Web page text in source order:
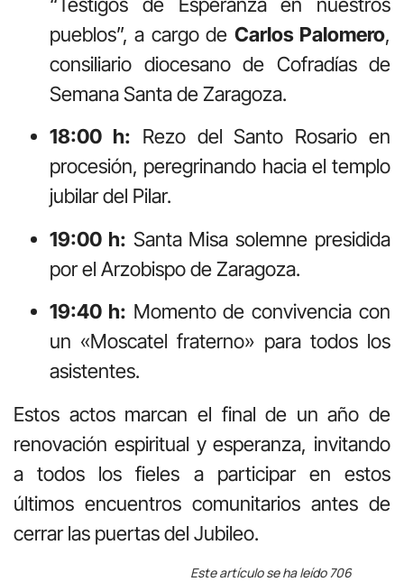
pueblos”, a cargo de Carlos Palomero,
consiliario diocesano de Cofradías de
Semana Santa de Zaragoza.
18:00 h: Rezo del Santo Rosario en
procesión, peregrinando hacia el templo
jubilar del Pilar.
19:00 h: Santa Misa solemne presidida
por el Arzobispo de Zaragoza.
19:40 h: Momento de convivencia con
un «Moscatel fraterno» para todos los
asistentes.
Estos actos marcan el final de un año de
renovación espiritual y esperanza, invitando
a todos los fieles a participar en estos
últimos encuentros comunitarios antes de
cerrar las puertas del Jubileo.
Este artículo se ha leído 706